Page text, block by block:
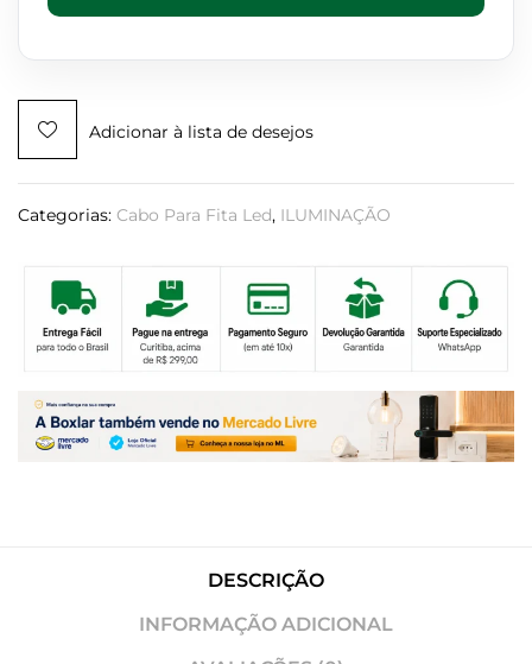
Adicionar à lista de desejos
Categorias: Cabo Para Fita Led, ILUMINAÇÃO
DESCRIÇÃO
INFORMAÇÃO ADICIONAL